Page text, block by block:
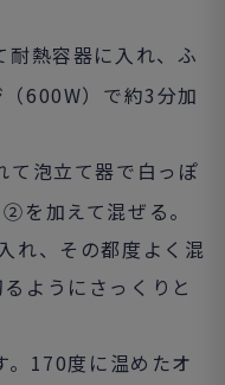
耐熱容器に入れ、ふ
600W）で約3分加
て泡立て器で白っぽ
を加えて混ぜる。
れ、その都度よく混
ようにさっくりと
。170度に温めたオ